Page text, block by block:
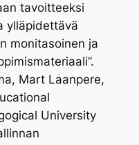
tavoitteeksi
ylläpidettävä
monitasoinen ja
Mart Laanpere,
University